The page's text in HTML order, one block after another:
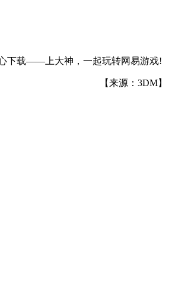
下载——上大神，一起玩转网易游戏!
【来源：3DM】